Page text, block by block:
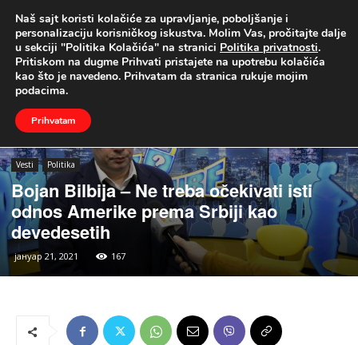
UŽIVO
Naslovna Vesti Politika
Vesti Politika
Bojan Bilbija – Ne treba očekivati isti
odnos Amerike prema Srbiji kao
devedesetih
јануар 21, 2021 167
Naš sajt koristi kolačiće za upravljanje, poboljšanje i
personalizaciju korisničkog iskustva. Molim Vas, pročitajte dalje
u sekciji "Politika Kolačića" na stranici Politika privatnosti.
Pritiskom na dugme Prihvati pristajete na upotrebu kolačića
kao što je navedeno. Prihvatam da stranica rukuje mojim
podacima.
Prihvatam